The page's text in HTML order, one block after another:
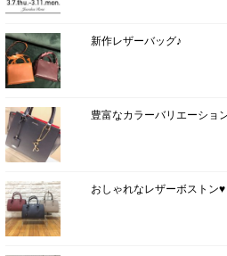
新作レザーバッグ♪
豊富なカラーバリエーショ
おしゃれなレザーボストン♥